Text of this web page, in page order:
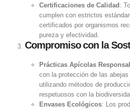
Certificaciones de Calidad :
cumplen con estrictos
certificados por organismos
pureza y efectividad.
Compromiso con la
Prácticas Apícolas
con la protección de las
utilizando métodos de
respetuosos con la
Envases Ecológicos: Los